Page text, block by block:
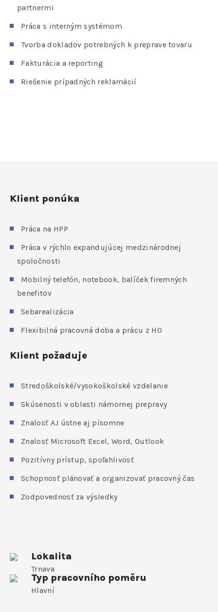
partnermi
Práca s interným systémom
Tvorba dokladov potrebných k preprave tovaru
Fakturácia a reporting
Riešenie prípadných reklamácií
Klient ponúka
Práca na HPP
Práca v rýchlo expandujúcej medzinárodnej
spoločnosti
Mobilný telefón, notebook, balíček firemných
benefitov
Sebarealizácia
Flexibilná pracovná doba a prácu z HO
Klient požaduje
Stredoškolské/vysokoškolské vzdelanie
Skúsenosti v oblasti námornej prepravy
Znalosť AJ ústne aj písomne
Znalosť Microsoft Excel, Word, Outlook
Pozitívny prístup, spoľahlivosť
Schopnosť plánovať a organizovať pracovný čas
Zodpovednosť za výsledky
Lokalita
Trnava
Typ pracovního poměru
Hlavní